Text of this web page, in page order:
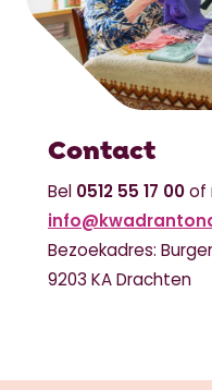
Contact
Bel 0512 55 17 00of
Bezoekadres:
9203 KA Drachten